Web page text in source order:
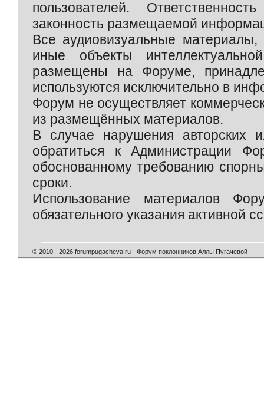
пользователей.
законность размещаемой
Все аудиовизуальные
иные объекты
размещены на Форуме,
используются исключительно в
Форум не осуществляет
из размещённых материалов.
В случае нарушения авторских
обратиться к Администрации
обоснованному требованию
сроки.
Использование материалов
обязательного указания активной
© 2010 - 2026 forumpugacheva.ru - Форум поклонников Аллы Пугачевой